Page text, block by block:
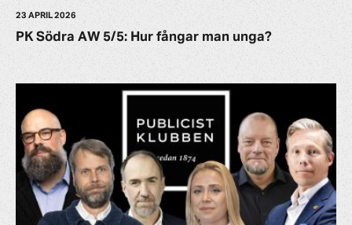
23 APRIL 2026
PK Södra AW 5/5: Hur fångar man unga?